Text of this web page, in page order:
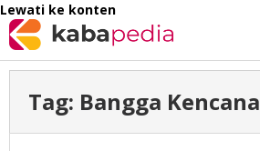
Lewati ke konten
Tag: Bangga Kencana